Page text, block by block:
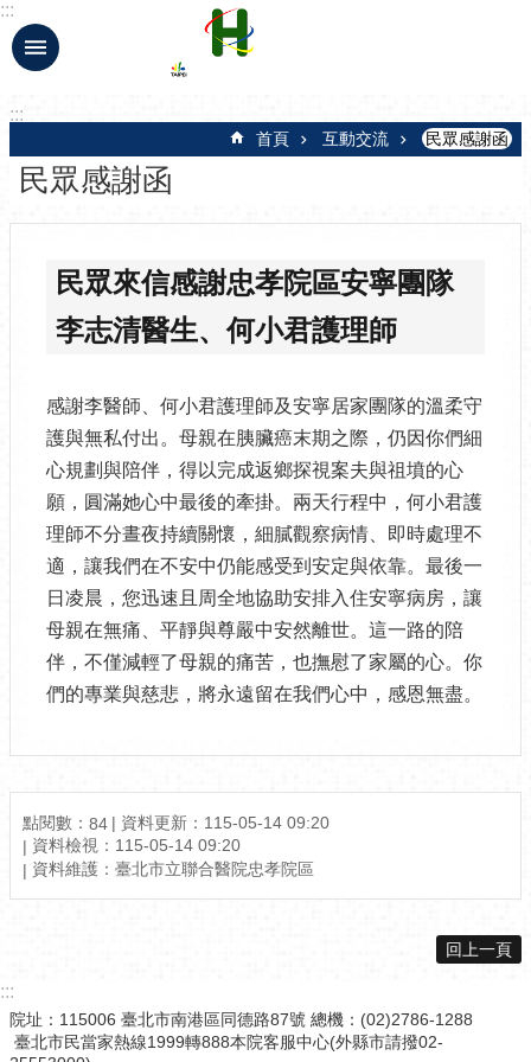
跳到主要內容區塊
:::
:::
首頁 互動交流 民眾感謝函
民眾感謝函
民眾來信感謝忠孝院區安寧團隊
李志清醫生、何小君護理師
感謝李醫師、何小君護理師及安寧居家團隊的溫柔守
護與無私付出。母親在胰臟癌末期之際，仍因你們細
心規劃與陪伴，得以完成返鄉探視案夫與祖墳的心
願，圓滿她心中最後的牽掛。兩天行程中，何小君護
理師不分晝夜持續關懷，細膩觀察病情、即時處理不
適，讓我們在不安中仍能感受到安定與依靠。最後一
日凌晨，您迅速且周全地協助安排入住安寧病房，讓
母親在無痛、平靜與尊嚴中安然離世。這一路的陪
伴，不僅減輕了母親的痛苦，也撫慰了家屬的心。你
們的專業與慈悲，將永遠留在我們心中，感恩無盡。
點閱數： 84
資料更新：115-05-14 09:20
資料檢視：115-05-14 09:20
資料維護：臺北市立聯合醫院忠孝院區
回上一頁
:::
院址：115006 臺北市南港區同德路87號 總機：(02)2786-1288
臺北市民當家熱線1999轉888本院客服中心(外縣市請撥02-